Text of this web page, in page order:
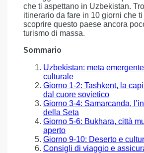
che ti aspettano in Uzbekistan.
itinerario da fare in 10 giorni che
scoprire questo paese ancora
turismo di massa.
Sommario
Uzbekistan: meta
culturale
Giorno 1-2: Tashkent, la
dal cuore sovietico
Giorno 3-4: Samarcanda,
della Seta
Giorno 5-6: Bukhara, città
aperto
Giorno 9-10: Deserto e
Consigli di viaggio e